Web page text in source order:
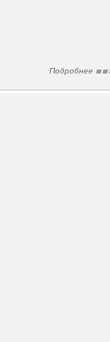
Подробнее